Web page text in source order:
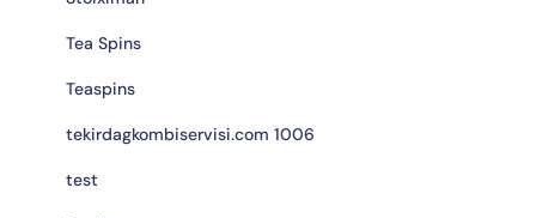
Tea Spins
Teaspins
tekirdagkombiservisi.com 1006
test